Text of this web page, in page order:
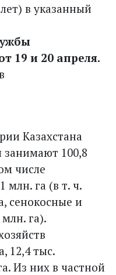
в указанный
19 и 20 апреля.
Казахстана
занимают 100,8
числе
млн. га (в т. ч.
сенокосные и
га).
12,4 тыс.
Из них в частной